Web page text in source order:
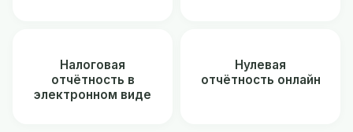
Налоговая
отчётность в
электронном виде
Нулевая
отчётность онлайн